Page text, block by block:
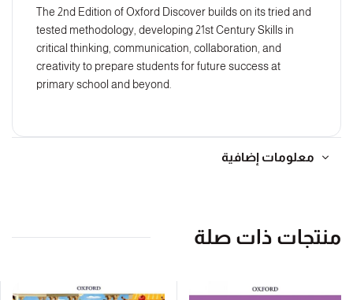
The 2nd Edition of Oxford Discover builds on its tried and
tested methodology, developing 21st Century Skills in
critical thinking, communication, collaboration, and
creativity to prepare students for future success at
primary school and beyond.
معلومات إضافية
منتجات ذات صلة